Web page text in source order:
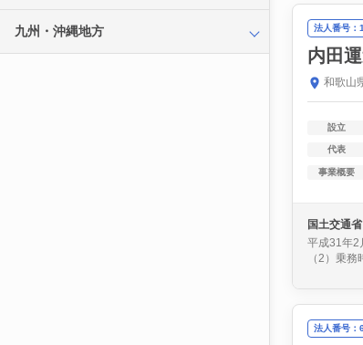
九州・沖縄地方 法人番号
内田
和歌山
設立
代表
事業概要
国土交通
平成31年2
（2）乗
法人番号